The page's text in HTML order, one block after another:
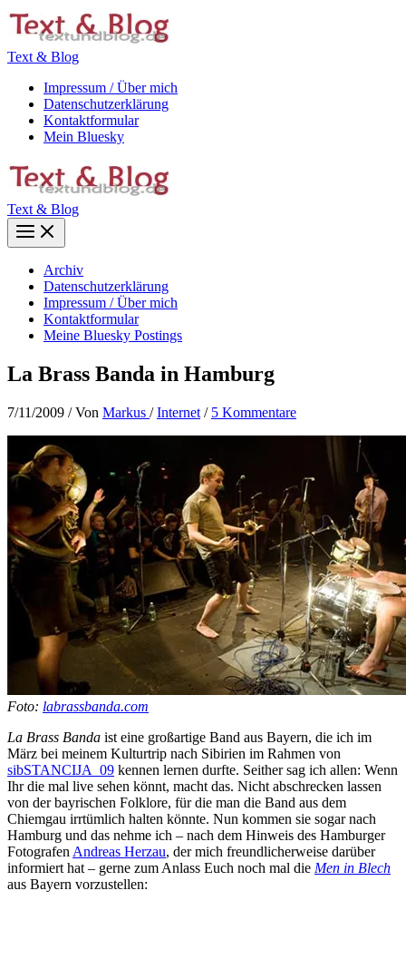
Zum
Inhalt
Text & Blog
Impressum / Über mich
Datenschutzerklärung
Kontaktformular
Mein Bluesky
Text & Blog
Main
Menu
Archiv
Datenschutzerklärung
Impressum / Über mich
Kontaktformular
Meine Bluesky Postings
La Brass Banda in Hamburg
7/11/2009 / Von Markus /Internet / 5 Kommentare
Foto: labrassbanda.com
La Brass Banda ist eine großartige Band aus Bayern, die ich im
März bei meinem Kulturtrip nach Sibirien im Rahmen von
sibSTANCIJA_09 kennen lernen durfte. Seither sag ich allen: Wenn
Ihr die mal live sehen könnt, macht das. Nicht abschrecken lassen
von der bayrischen Folklore, für die man die Band aus dem
Chiemgau irrtümlich halten könnte. Nun kommen sie sogar nach
Hamburg und das nehme ich – nach dem Hinweis des Hamburger
Fotografen Andreas Herzau, der mich freundlicherweise darüber
informiert hat – gerne zum Anlass Euch noch mal die Men in Blech
aus Bayern vorzustellen: